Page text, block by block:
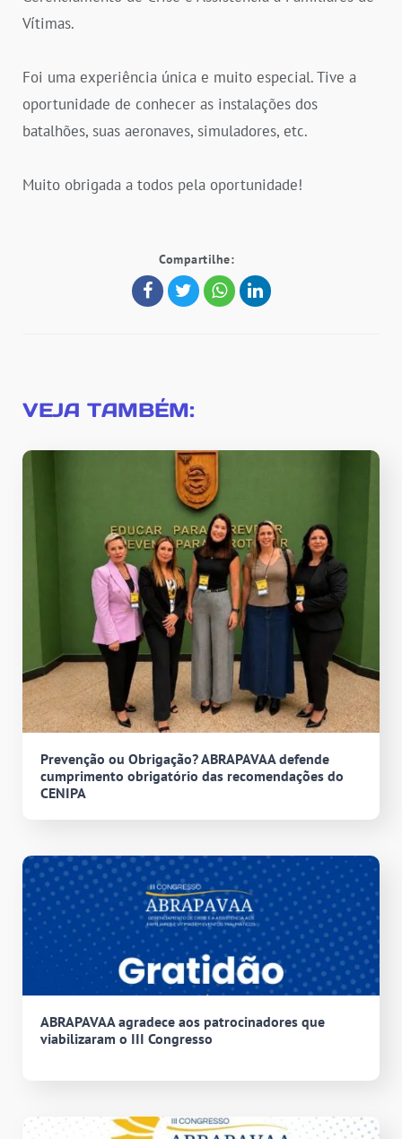
Vítimas.
Foi uma experiência única e muito especial. Tive a
oportunidade de conhecer as instalações dos
batalhões, suas aeronaves, simuladores, etc.
Muito obrigada a todos pela oportunidade!
Compartilhe:
VEJA TAMBÉM:
Prevenção ou Obrigação? ABRAPAVAA defende
cumprimento obrigatório das recomendações do
CENIPA
ABRAPAVAA agradece aos patrocinadores que
viabilizaram o III Congresso